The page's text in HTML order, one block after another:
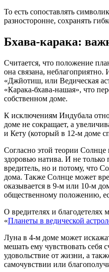
То есть сопоставлять
разносторонне, сохранять
Бхава-карака:
Считается, что положение
она связана, неблагоприятно.
«Джйотиш, или Ведическая
«Карака-бхава-нашая», что
собственном доме.
К исключениям Индубала
доме не сокращает, а
и Кету (который в 12-м доме
Согласно этой теории
здоровью натива. И не
вредитель, но и потому, что
дома. Также Солнце может
оказывается в 9-м или 10-м
общественному положению,
О вредителях и благодетелях
«Планеты в ведической
Луна в 4-м доме может
мешать ему чувствовать себя
удовольствие от жизни, а
самочувствии или